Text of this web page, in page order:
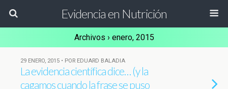
Evidencia en Nutrición
Archivos › enero, 2015
29 ENERO, 2015 • POR EDUARD BALADIA
La evidencia científica dice… (y la
cagamos cuando la frase se puso